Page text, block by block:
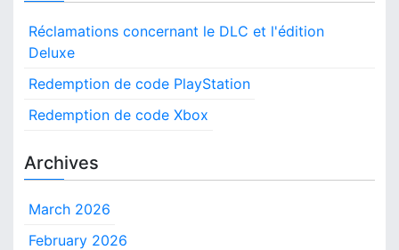
h
o
Réclamations concernant le DLC et l'édition
Deluxe
Redemption de code PlayStation
Redemption de code Xbox
Archives
March 2026
February 2026